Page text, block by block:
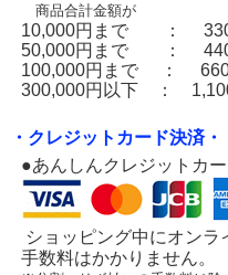
商品合計金額が
10,000円まで ：
50,000円まで ：
100,000円まで ： 660
300,000円以下 ：
・クレジットカード決済・
●あんしんクレジットカ
ショッピング中にオン
手数料はかかりません。